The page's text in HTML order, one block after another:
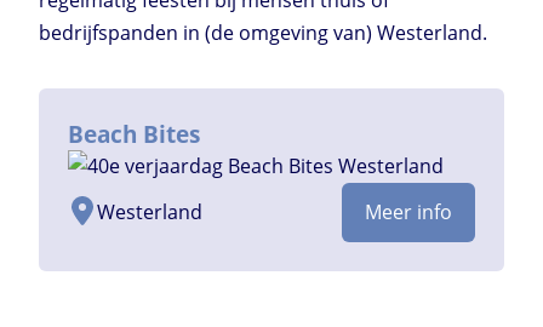
bedrijfspanden in (de omgeving van) Westerland.
Beach Bites
Westerland Meer info